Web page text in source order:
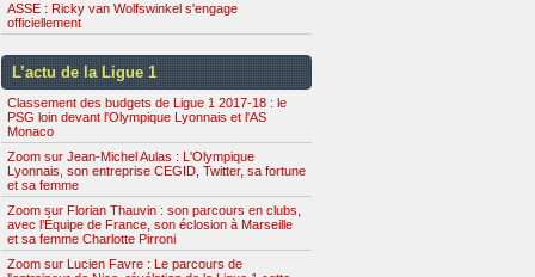
ASSE : Ricky van Wolfswinkel s'engage
officiellement
L’actu de la Ligue 1
Classement des budgets de Ligue 1 2017-18 : le
PSG loin devant l'Olympique Lyonnais et l'AS
Monaco
Zoom sur Jean-Michel Aulas : L'Olympique
Lyonnais, son entreprise CEGID, Twitter, sa fortune
et sa femme
Zoom sur Florian Thauvin : son parcours en clubs,
avec l’Équipe de France, son éclosion à Marseille
et sa femme Charlotte Pirroni
Zoom sur Lucien Favre : Le parcours de